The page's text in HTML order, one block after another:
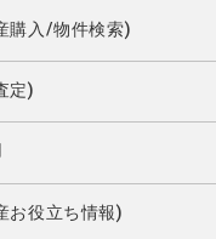
購入/物件検索)
定)
お役立ち情報)